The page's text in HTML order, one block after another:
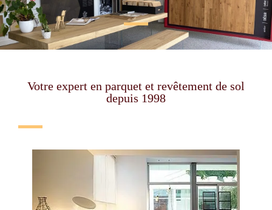
Votre expert en parquet et revêtement de sol
depuis 1998